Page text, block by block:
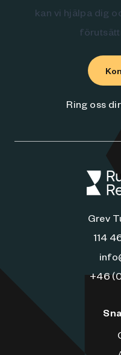
kan vi hjälpa dig
Ring oss
Grev
114
+46